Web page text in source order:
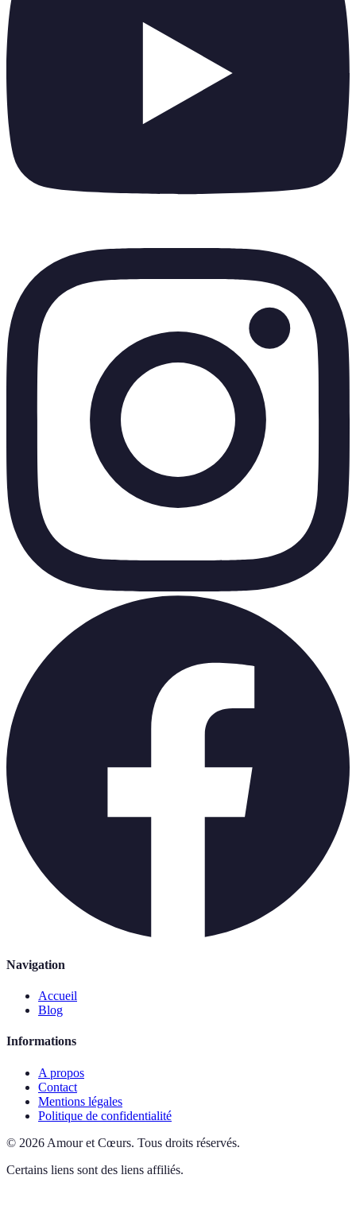
Navigation
Accueil
Blog
Informations
A propos
Contact
Mentions légales
Politique de confidentialité
© 2026 Amour et Cœurs. Tous droits réservés.
Certains liens sont des liens affiliés.